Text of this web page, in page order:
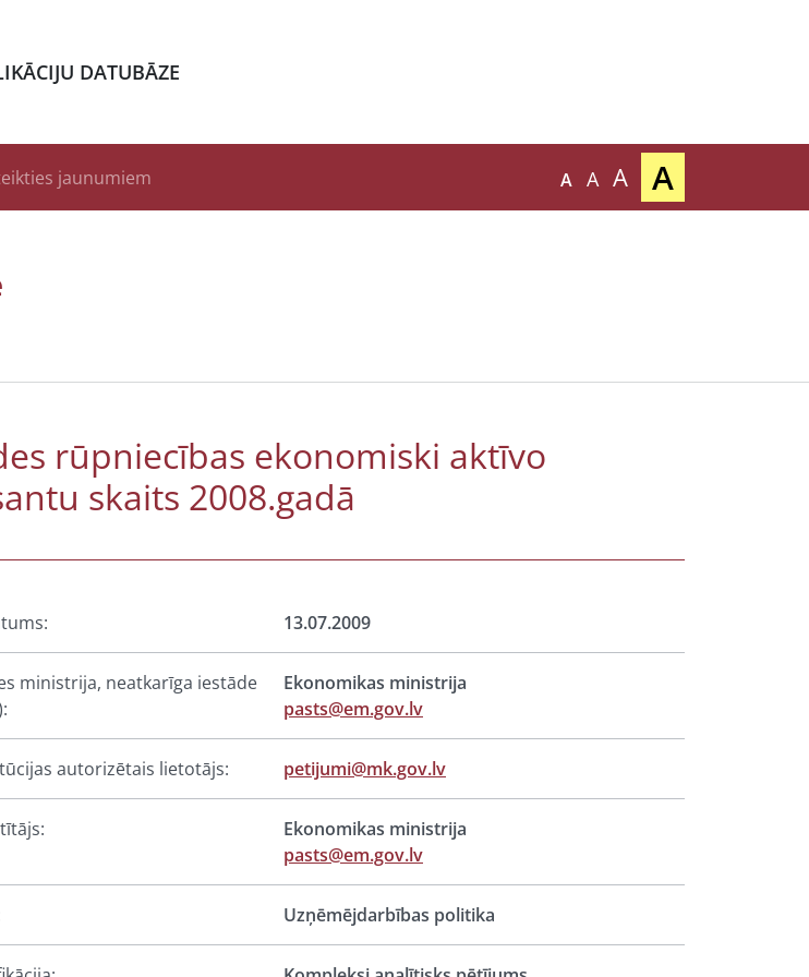
DATUBĀZE
jaunumiem A A A A
rūpniecības ekonomiski aktīvo
skaits 2008.gadā
13.07.2009
ministrija, neatkarīga iestāde
Ekonomikas ministrija
pasts@em.gov.lv
autorizētais lietotājs: petijumi@mk.gov.lv
Ekonomikas ministrija
pasts@em.gov.lv
Uzņēmējdarbības politika